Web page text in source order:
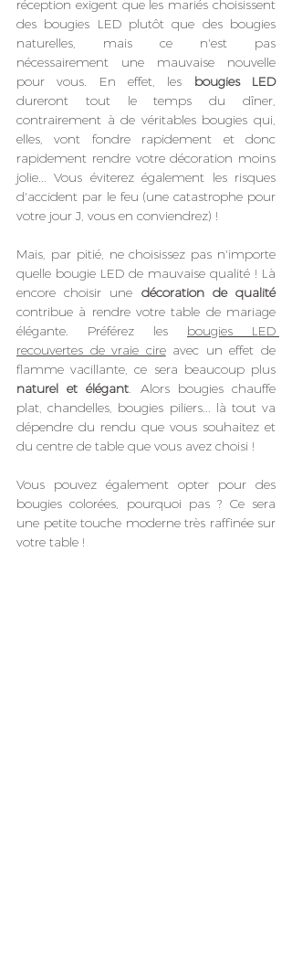
réception exigent que les mariés choisissent
des bougies LED plutôt que des bougies
naturelles, mais ce n'est pas
nécessairement une mauvaise nouvelle
pour vous. En effet, les bougies LED
dureront tout le temps du dîner,
contrairement à de véritables bougies qui,
elles, vont fondre rapidement et donc
rapidement rendre votre décoration moins
jolie... Vous éviterez également les risques
d'accident par le feu (une catastrophe pour
votre jour J, vous en conviendrez) !
Mais, par pitié, ne choisissez pas n'importe
quelle bougie LED de mauvaise qualité ! Là
encore choisir une décoration de qualité
contribue à rendre votre table de mariage
élégante. Préférez les bougies LED
recouvertes de vraie cire avec un effet de
naturel et élégant. Alors bougies chauffe
plat, chandelles, bougies piliers... là tout va
dépendre du rendu que vous souhaitez et
du centre de table que vous avez choisi !
Vous pouvez également opter pour des
bougies colorées, pourquoi pas ? Ce sera
une petite touche moderne très raffinée sur
votre table !